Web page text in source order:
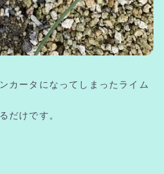
カータになってしまったライム
だけです。